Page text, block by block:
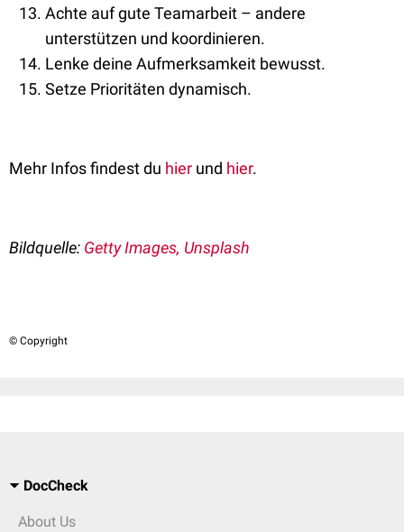
Achte auf gute Teamarbeit – andere
unterstützen und koordinieren.
Lenke deine Aufmerksamkeit bewusst.
Setze Prioritäten dynamisch.
Mehr Infos findest du hier und hier.
Bildquelle: Getty Images, Unsplash
© Copyright
DocCheck
About Us